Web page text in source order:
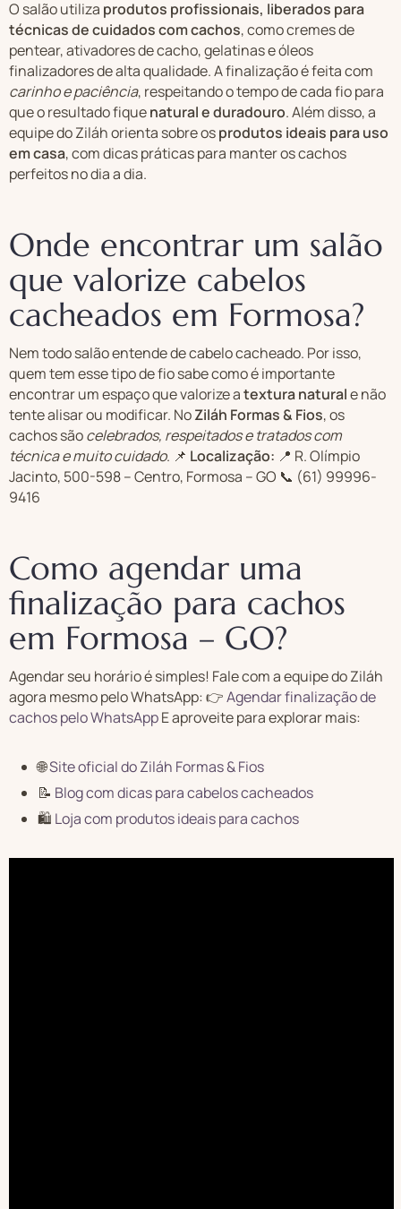
O salão utiliza produtos profissionais, liberados para
técnicas de cuidados com cachos, como cremes de
pentear, ativadores de cacho, gelatinas e óleos
finalizadores de alta qualidade. A finalização é feita com
carinho e paciência, respeitando o tempo de cada fio para
que o resultado fiquenatural e duradouro. Além disso, a
equipe do Ziláh orienta sobre osprodutos ideais para uso
em casa, com dicas práticas para manter os cachos
perfeitos no dia a dia.
Onde encontrar um salão
que valorize cabelos
cacheados em Formosa?
Nem todo salão entende de cabelo cacheado. Por isso,
quem tem esse tipo de fio sabe como é importante
encontrar um espaço que valorize atextura naturale não
tente alisar ou modificar. NoZiláh Formas & Fios, os
cachos sãocelebrados, respeitados e tratados com
técnica e muito cuidado. 📌 Localização: 📍 R. Olímpio
Jacinto, 500-598 – Centro, Formosa – GO 📞 (61) 99996-
9416
Como agendar uma
finalização para cachos
em Formosa – GO?
Agendar seu horário é simples! Fale com a equipe do Ziláh
agora mesmo pelo WhatsApp: 👉Agendar finalização de
cachos pelo WhatsAppE aproveite para explorar mais:
🌐Site oficial do Ziláh Formas & Fios
📝 Blog com dicas para cabelos cacheados
🛍️ Loja com produtos ideais para cachos